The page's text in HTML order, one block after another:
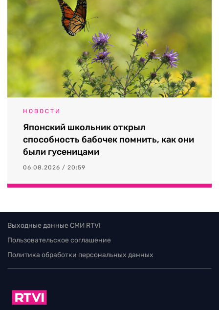
НОВОСТИ
Японский школьник открыл
способность бабочек помнить, как они
были гусеницами
06.08.2026 / 20:59
Выходные данные СМИ RTVI
Пользовательское соглашение
Политика обработки персональных данных